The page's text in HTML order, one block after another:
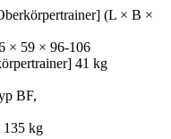
(L × B ×
× 59 × 96-106
41 kg
BF,
135 kg